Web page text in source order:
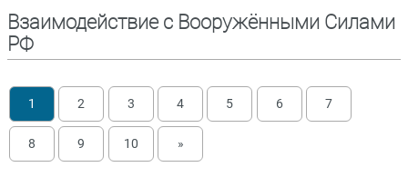
Взаимодействие с Вооружёнными Силами
РФ
1 2 3 4 5 6 7
8 9 10 »